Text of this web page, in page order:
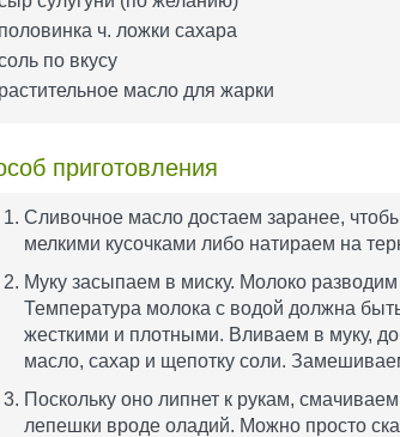
половинка ч. ложки сахара
по вкусу
растительное масло для жарки
приготовления
Сливочное масло достаем заранее,
мелкими кусочками либо натираем на
Муку засыпаем в миску. Молоко
Температура молока с водой должна
жесткими и плотными. Вливаем в муку,
масло, сахар и щепотку соли.
Поскольку оно липнет к рукам,
лепешки вроде оладий. Можно просто